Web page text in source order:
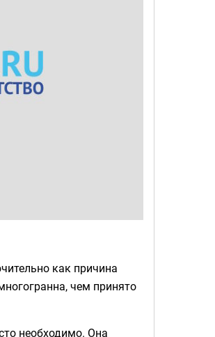
как причина
чем принято
необходимо. Она